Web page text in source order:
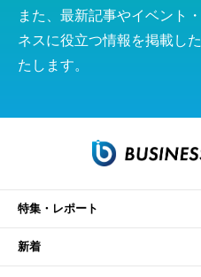
また、最新記事やイベント
ネスに役立つ情報を掲載し
たします。
特集・レポート
新着